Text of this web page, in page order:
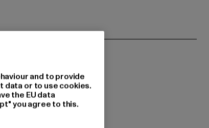
and to provide
data or to use cookies.
the EU data
you agree to this.